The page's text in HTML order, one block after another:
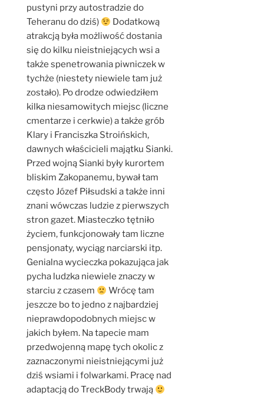
pustyni przy autostradzie do
Teheranu do dziś)
Dodatkową
atrakcją była możliwość dostania
się do kilku nieistniejących wsi a
także spenetrowania piwniczek w
tychże (niestety niewiele tam już
zostało). Po drodze odwiedziłem
kilka niesamowitych miejsc (liczne
cmentarze i cerkwie) a także grób
Klary i Franciszka Stroińskich,
dawnych właścicieli majątku Sianki.
Przed wojną Sianki były kurortem
bliskim Zakopanemu, bywał tam
często Józef Piłsudski a także inni
znani wówczas ludzie z pierwszych
stron gazet. Miasteczko tętniło
życiem, funkcjonowały tam liczne
pensjonaty, wyciąg narciarski itp.
Genialna wycieczka pokazująca jak
pycha ludzka niewiele znaczy w
starciu z czasem
Wrócę tam
jeszcze bo to jedno z najbardziej
nieprawdopodobnych miejsc w
jakich byłem. Na tapecie mam
przedwojenną mapę tych okolic z
zaznaczonymi nieistniejącymi już
dziś wsiami i folwarkami. Pracę nad
adaptacją do TreckBody trwają